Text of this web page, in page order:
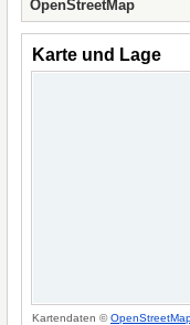
OpenStreetMap
Karte und Lage
Kartendaten ©